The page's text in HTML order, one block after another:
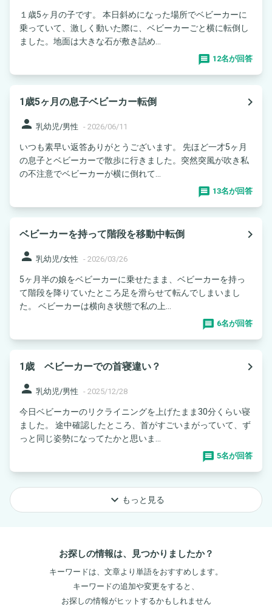
１歳5ヶ月の子です。 本日斜めになった場所でベビーカーに
乗っていて、激しく動いた際に、ベビーカーごと横に転倒し
ました。地面は大きな石が敷き詰め...
12名が回答
1歳5ヶ月の息子ベビーカー転倒
navigate_next
person 乳幼児/男性 - 2026/06/11
いつも素早い返答ありがとうございます。 先ほど一才5ヶ月
の息子とベビーカーで散歩に行きました。突然突風が吹き私
の不注意でベビーカーが横に倒れて...
13名が回答
ベビーカーを持って階段を移動中転倒
navigate_next
person 乳幼児/女性 - 2026/03/26
5ヶ月半の娘をベビーカーに乗せたまま、ベビーカーを持っ
て階段を降りていたところ足を滑らせて転んでしまいまし
た。 ベビーカーは横向き状態で私の上...
6名が回答
1歳 ベビーカーでの首寝違い？
navigate_next
person 乳幼児/男性 - 2025/12/28
今日ベビーカーのリクライニングを上げたまま30分くらい寝
ました。 途中確認したところ、首がすごいまがっていて、ず
っと同じ姿勢になってたかと思いま...
5名が回答
keyboard_arrow_down もっと見る
お探しの情報は、見つかりましたか？
キーワードは、文章より単語をおすすめします。
キーワードの追加や変更をすると、
お探しの情報がヒットするかもしれません